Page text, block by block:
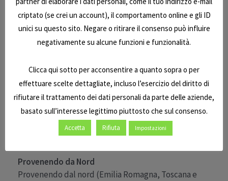
Siamo in Umbria, cuore verde d’Italia, 5
arteria stradale Umbra, la E-45 (già E-7)
direttrice Orte – Ravenna (da Cesena,
Forlì), una tra le più lunghe direttrici
europee.
Provenendo da Nord
Provenendo dal nord (Emilia Romagna, Toscana e
criptato (se crei un account), il comportamento online e gli ID
unici su questo sito. Negare o ritirare il consenso può influire
negativamente su alcune funzioni e funzionalità.
Clicca qui sotto per acconsentire a quanto sopra o per
effettuare scelte dettagliate, incluso l’esercizio del diritto di
rifiutare il trattamento dei dati personali da parte delle aziende,
basato sull’interesse legittimo piuttosto che sul consenso.
Accetta Rifiuta Impostazioni